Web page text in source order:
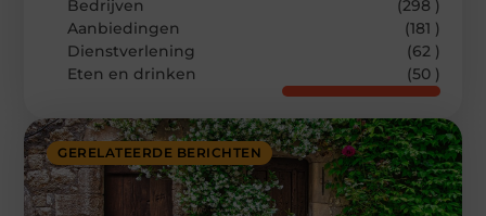
GERELATEERDE BERICHTEN
Bedrijven
(298 )
Aanbiedingen
(181 )
Dienstverlening
(62 )
Eten en drinken
(50 )